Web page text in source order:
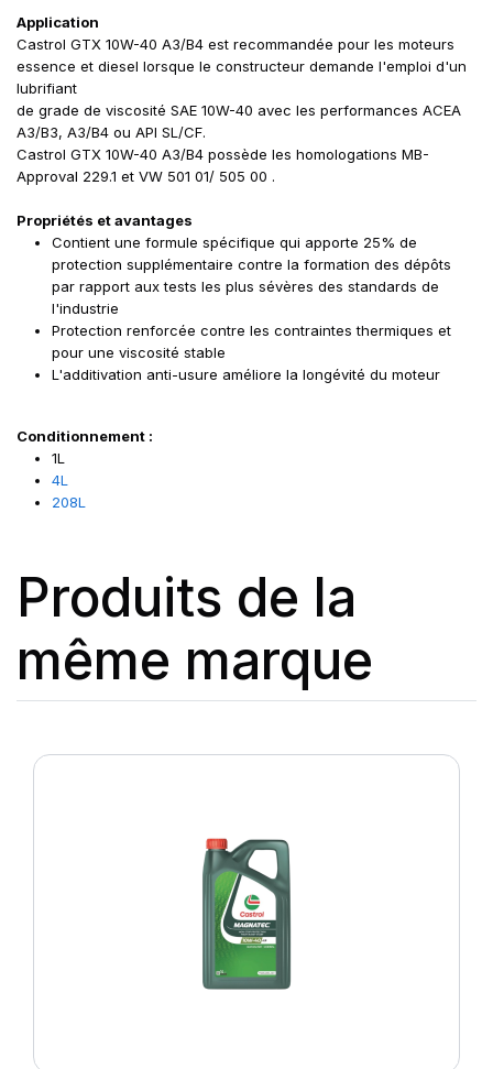
Application
Castrol GTX 10W-40 A3/B4 est recommandée pour les moteurs
essence et diesel lorsque le constructeur demande l'emploi d'un
lubrifiant
de grade de viscosité SAE 10W-40 avec les performances ACEA
A3/B3, A3/B4 ou API SL/CF.
Castrol GTX 10W-40 A3/B4 possède les homologations MB-
Approval 229.1 et VW 501 01/ 505 00 .
Propriétés et avantages
Contient une formule spécifique qui apporte 25% de
protection supplémentaire contre la formation des dépôts
par rapport aux tests les plus sévères des standards de
l'industrie
Protection renforcée contre les contraintes thermiques et
pour une viscosité stable
L'additivation anti-usure améliore la longévité du moteur
Conditionnement :
1L
4L
208L
Produits de la
même marque